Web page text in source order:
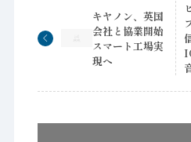
キヤノン、英国
会社と協業開始
スマート工場実
現へ